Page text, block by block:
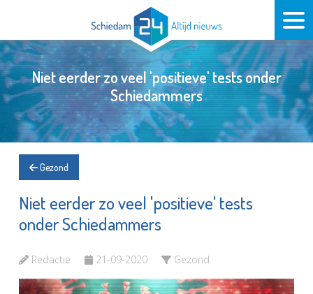
Niet eerder zo veel 'positieve' tests onder
Schiedammers
Gezond
Niet eerder zo veel 'positieve' tests
onder Schiedammers
Redactie 21-09-2020 Gezond